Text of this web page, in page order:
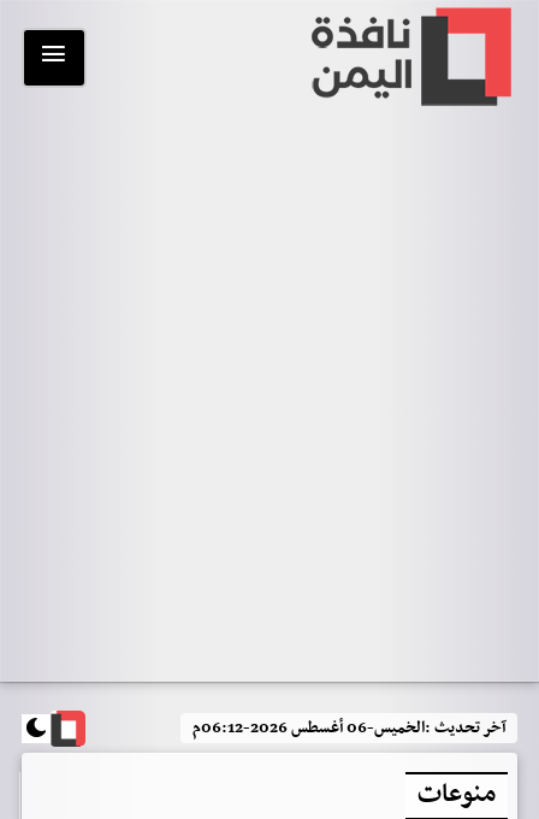
آخر تحديث :الخميس-06 أغسطس 2026-06:12م
منوعات